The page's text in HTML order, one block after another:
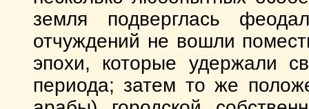
земля подверглась
отчуждений не вошли
эпохи, которые удержали
периода; затем то же